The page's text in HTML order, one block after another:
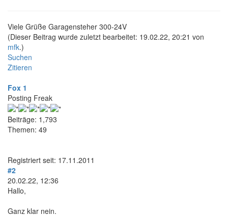
Viele Grüße Garagensteher 300-24V
(Dieser Beitrag wurde zuletzt bearbeitet: 19.02.22, 20:21 von
mfk.)
Suchen
Zitieren
Fox 1
Posting Freak
Beiträge: 1,793
Themen: 49
Registriert seit: 17.11.2011
#2
20.02.22, 12:36
Hallo,
Ganz klar nein.